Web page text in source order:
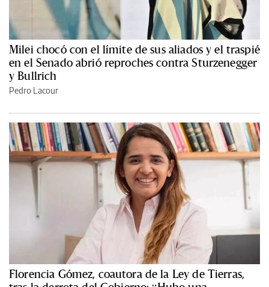
Milei chocó con el límite de sus aliados y el traspié
en el Senado abrió reproches contra Sturzenegger
y Bullrich
Pedro Lacour
Florencia Gómez, coautora de la Ley de Tierras,